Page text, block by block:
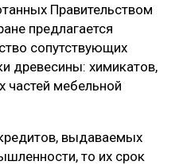
Правительством
предлагается
сопутствующих
древесины: химикатов,
частей мебельной
выдаваемых
то их срок